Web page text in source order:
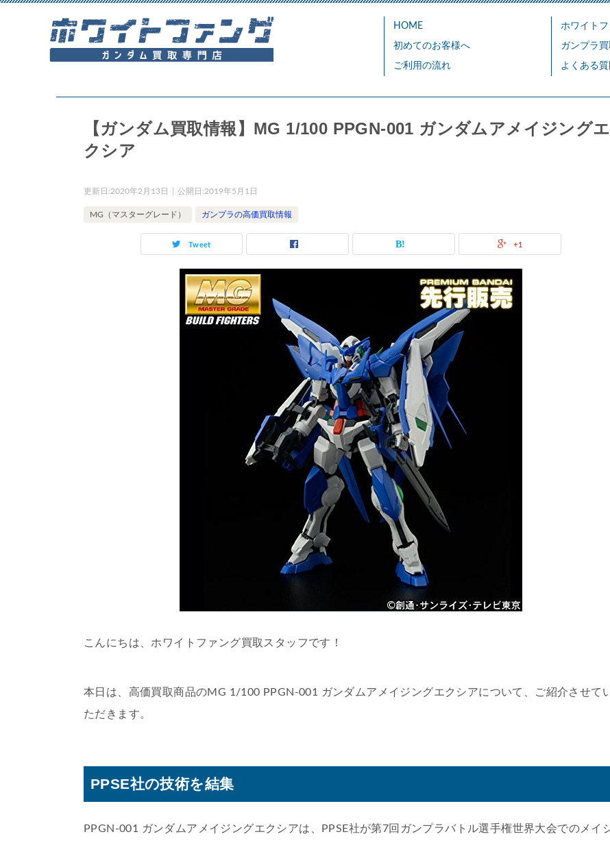
HOME
初めてのお客様へ
ご利用の流れ
ホワイト
ガンプラ
よくある質
【ガンダム買取情報】MG 1/100 PPGN-001 ガンダムアメイジングエ
クシア
更新日:2020年2月13日 公開日:2019年5月1日
MG（マスターグレード） ガンプラの高価買取情報
Tweet +1
こんにちは、ホワイトファング買取スタッフです！
本日は、高価買取商品のMG 1/100 PPGN-001 ガンダムアメイジングエクシアについて、ご紹介させて
ただきます。
PPSE社の技術を結集
PPGN-001 ガンダムアメイジングエクシアは、PPSE社が第7回ガンプラバトル選手権世界大会でのメイ